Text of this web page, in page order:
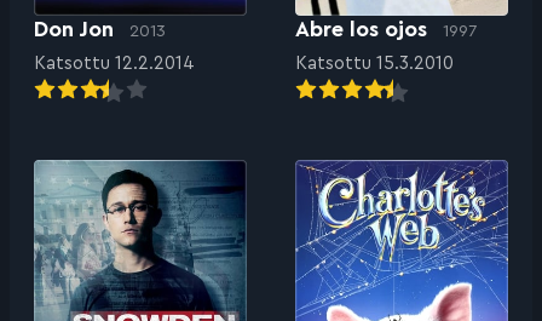
Don Jon 2013
Katsottu 12.2.2014
Abre los ojos 1997
Katsottu 15.3.2010